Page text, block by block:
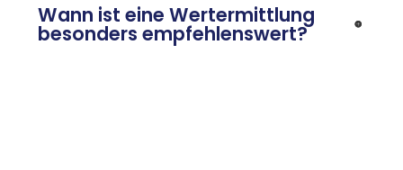
Wann ist eine Wertermittlung
besonders empfehlenswert?